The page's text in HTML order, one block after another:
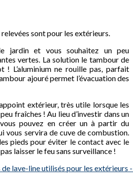
sont pour les extérieurs.
jardin et vous souhaitez un peu
vertes. La solution le tambour de
! L’aluminium ne rouille pas, parfait
ajouré permet l’évacuation des
extérieur, très utile lorsque les
fraîches ! Au lieu d’investir dans un
pouvez en créer un à partir du
vous servira de cuve de combustion.
pieds pour éviter le contact avec le
laisser le feu sans surveillance !